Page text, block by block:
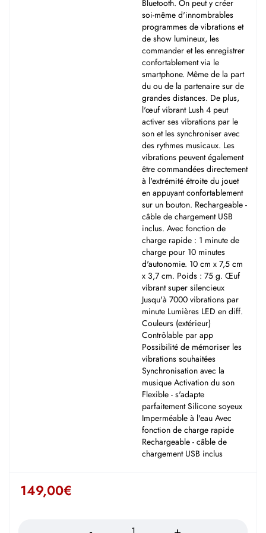
Bluetooth. On peut y créer
soi-même d'innombrables
programmes de vibrations et
de show lumineux, les
commander et les enregistrer
confortablement via le
smartphone. Même de la part
du ou de la partenaire sur de
grandes distances. De plus,
l'œuf vibrant Lush 4 peut
activer ses vibrations par le
son et les synchroniser avec
des rythmes musicaux. Les
vibrations peuvent également
être commandées directement
à l'extrémité étroite du jouet
en appuyant confortablement
sur un bouton. Rechargeable -
câble de chargement USB
inclus. Avec fonction de
charge rapide : 1 minute de
charge pour 10 minutes
d'autonomie. 10 cm x 7,5 cm
x 3,7 cm. Poids : 75 g. Œuf
vibrant super silencieux
Jusqu'à 7000 vibrations par
minute Lumières LED en diff.
Couleurs (extérieur)
Contrôlable par app
Possibilité de mémoriser les
vibrations souhaitées
Synchronisation avec la
musique Activation du son
Flexible - s'adapte
parfaitement Silicone soyeux
Imperméable à l'eau Avec
fonction de charge rapide
Rechargeable - câble de
chargement USB inclus
149,00€